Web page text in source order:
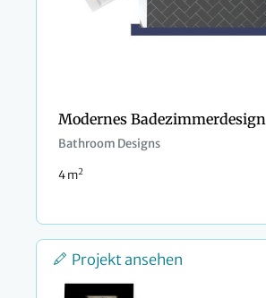
Modernes Badezimmerdesign
Bathroom Designs
4 m2
Projekt ansehen